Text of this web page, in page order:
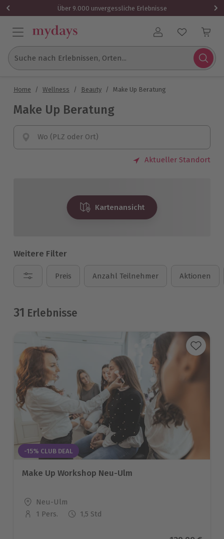
Über 9.000 unvergessliche Erlebnisse
Benutzerkonto
Suche nach Erlebnissen, Orten...
Home / Wellness / Beauty / Make Up Beratung
Make Up Beratung
Wo (PLZ oder Ort)
Aktueller Standort
Kartenansicht
Weitere Filter
Preis Anzahl Teilnehmer Aktionen
31 Erlebnisse
-15% CLUB DEAL
Make Up Workshop Neu-Ulm
Standort
Neu-Ulm
Anzahl der Teilnehmer
1 Pers. 1,5 Std